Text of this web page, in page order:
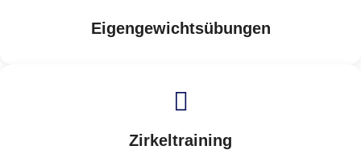
Eigengewichtsübungen
Zirkeltraining